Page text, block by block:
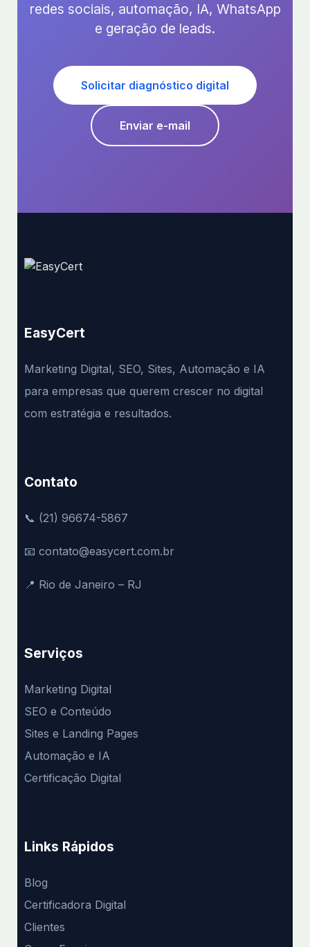
redes sociais, automação, IA, WhatsApp
e geração de leads.
Solicitar diagnóstico digital
Enviar e-mail
EasyCert
Marketing Digital, SEO, Sites, Automação e IA
para empresas que querem crescer no digital
com estratégia e resultados.
Contato
📞 (21) 96674-5867
📧 contato@easycert.com.br
📍 Rio de Janeiro – RJ
Serviços
Marketing Digital
SEO e Conteúdo
Sites e Landing Pages
Automação e IA
Certificação Digital
Links Rápidos
Blog
Certificadora Digital
Clientes